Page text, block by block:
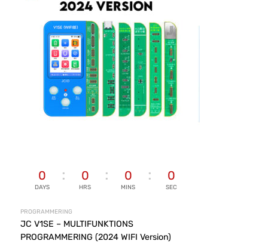
0
DAYS
0
HRS
0
MINS
0
SEC
PROGRAMMERING
JC V1SE – MULTIFUNKTIONS
PROGRAMMERING (2024 WIFI Version)